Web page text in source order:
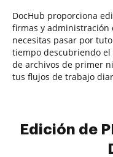
DocHub proporciona
firmas y administración
necesitas pasar por
tiempo descubriendo el
de archivos de primer
tus flujos de trabajo
Edición de